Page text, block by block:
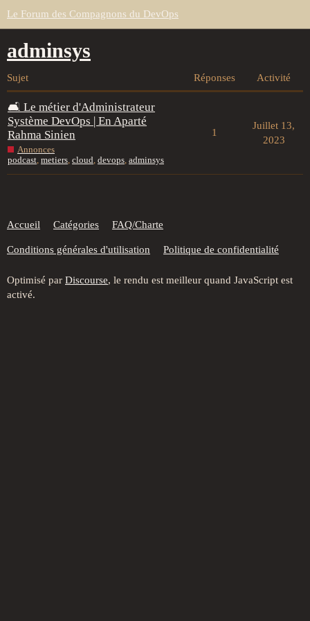
Le Forum des Compagnons du DevOps
adminsys
Sujet Réponses Activité
🛋️ Le métier d'Administrateur
Système DevOps | En Aparté
Rahma Sinien
Annonces
podcast, metiers, cloud, devops, adminsys
1
Juillet 13,
2023
Accueil Catégories FAQ/Charte
Conditions générales d'utilisation Politique de confidentialité
Optimisé par Discourse, le rendu est meilleur quand JavaScript est
activé.